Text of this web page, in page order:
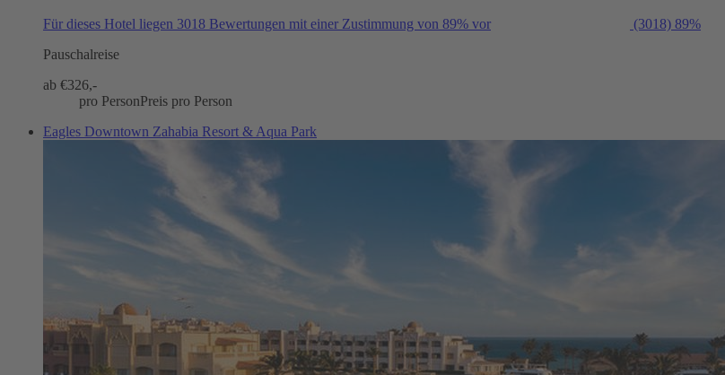
Für dieses Hotel liegen 3018 Bewertungen mit einer Zustimmung von 89% vor (3018) 89%
Pauschalreise
ab €326,-
pro PersonPreis pro Person
Eagles Downtown Zahabia Resort & Aqua Park